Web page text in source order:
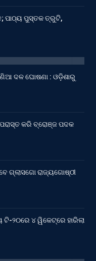
ପାଠ୍ୟ ପୁସ୍ତକ ତ୍ରୁଟି,
ଦଳ ଘୋଷଣା : ଓଡ଼ିଶାରୁ
କରି ବ୍ରୋଞ୍ଜ ପଦକ
ଗ୍ଲାସଗୋ ରାଜ୍ୟଗୋଷ୍ଠୀ
୨୦ରେ ୪ ୱିକେଟ୍‌ରେ ହାରିଲା